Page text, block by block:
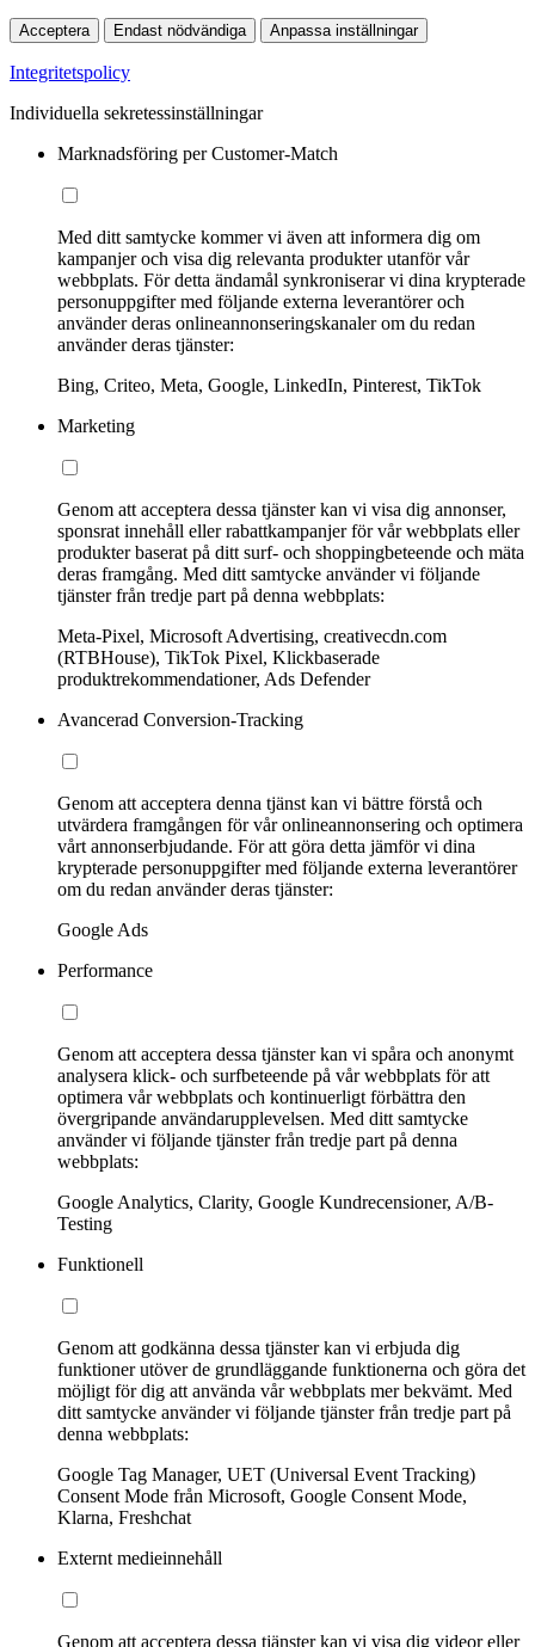
Acceptera Endast nödvändiga Anpassa inställningar
Integritetspolicy
Individuella sekretessinställningar
Marknadsföring per Customer-Match
Med ditt samtycke kommer vi även att informera dig om
kampanjer och visa dig relevanta produkter utanför vår
webbplats. För detta ändamål synkroniserar vi dina krypterade
personuppgifter med följande externa leverantörer och
använder deras onlineannonseringskanaler om du redan
använder deras tjänster:
Bing, Criteo, Meta, Google, LinkedIn, Pinterest, TikTok
Marketing
Genom att acceptera dessa tjänster kan vi visa dig annonser,
sponsrat innehåll eller rabattkampanjer för vår webbplats eller
produkter baserat på ditt surf- och shoppingbeteende och mäta
deras framgång. Med ditt samtycke använder vi följande
tjänster från tredje part på denna webbplats:
Meta-Pixel, Microsoft Advertising, creativecdn.com
(RTBHouse), TikTok Pixel, Klickbaserade
produktrekommendationer, Ads Defender
Avancerad Conversion-Tracking
Genom att acceptera denna tjänst kan vi bättre förstå och
utvärdera framgången för vår onlineannonsering och optimera
vårt annonserbjudande. För att göra detta jämför vi dina
krypterade personuppgifter med följande externa leverantörer
om du redan använder deras tjänster:
Google Ads
Performance
Genom att acceptera dessa tjänster kan vi spåra och anonymt
analysera klick- och surfbeteende på vår webbplats för att
optimera vår webbplats och kontinuerligt förbättra den
övergripande användarupplevelsen. Med ditt samtycke
använder vi följande tjänster från tredje part på denna
webbplats:
Google Analytics, Clarity, Google Kundrecensioner, A/B-
Testing
Funktionell
Genom att godkänna dessa tjänster kan vi erbjuda dig
funktioner utöver de grundläggande funktionerna och göra det
möjligt för dig att använda vår webbplats mer bekvämt. Med
ditt samtycke använder vi följande tjänster från tredje part på
denna webbplats:
Google Tag Manager, UET (Universal Event Tracking)
Consent Mode från Microsoft, Google Consent Mode,
Klarna, Freshchat
Externt medieinnehåll
Genom att acceptera dessa tjänster kan vi visa dig videor eller